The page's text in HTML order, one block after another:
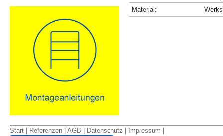
Material:
Start Referenzen AGB Datenschutz Impressum